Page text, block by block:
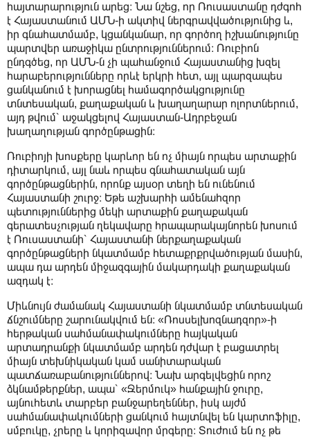
հայտարարություն արեց։ Նա նշեց, որ Ռուսաստանը դժգոհ
է Հայաստանում ԱՄՆ-ի ակտիվ ներգրավվածությունից և,
իր գնահատմամբ, կցանկանար, որ գործող իշխանությունը
պարտվեր առաջիկա ընտրություններում։ Ռուբիոն
ընդգծեց, որ ԱՄՆ-ն չի պահանջում Հայաստանից խզել
հարաբերությունները որևէ երկրի հետ, այլ պարզապես
ցանկանում է խորացնել համագործակցությունը
տնտեսական, քաղաքական և խաղաղարար ոլորտներում,
այդ թվում՝ աջակցելով Հայաստան-Ադրբեջան
խաղաղության գործընթացին։
Ռուբիոյի խոսքերը կարևոր են ոչ միայն որպես արտաքին
դիտարկում, այլ նաև որպես գնահատական այն
գործընթացներին, որոնք այսօր տեղի են ունենում
Հայաստանի շուրջ։ Եթե աշխարհի ամենահզոր
պետություններից մեկի արտաքին քաղաքական
գերատեսչության ղեկավարը հրապարակայնորեն խոսում
է Ռուսաստանի՝ Հայաստանի ներքաղաքական
գործընթացների նկատմամբ հետաքրքրվածության մասին,
ապա դա արդեն միջազգային մակարդակի քաղաքական
ազդակ է։
Միևնույն ժամանակ Հայաստանի նկատմամբ տնտեսական
ճնշումները շարունակվում են։ «Ռոսսելխոզնադզոր»-ի
հերթական սահմանափակումները հայկական
արտադրանքի նկատմամբ արդեն դժվար է բացատրել
միայն տեխնիկական կամ սանիտարական
պատճառաբանություններով։ Նախ արգելվեցին որոշ
ձկնամթերքներ, ապա՝ «Ջերմուկ» հանքային ջուրը,
այնուհետև տարբեր բանջարեղեններ, իսկ այժմ
սահմանափակումների ցանկում հայտնվել են կարտոֆիլը,
սմբուկը, չրերը և կորիզավոր մրգերը։ Տուժում են ոչ թե